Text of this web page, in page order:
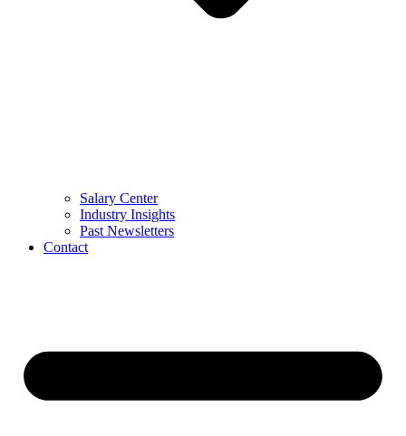
Salary Center
Industry Insights
Past Newsletters
Contact